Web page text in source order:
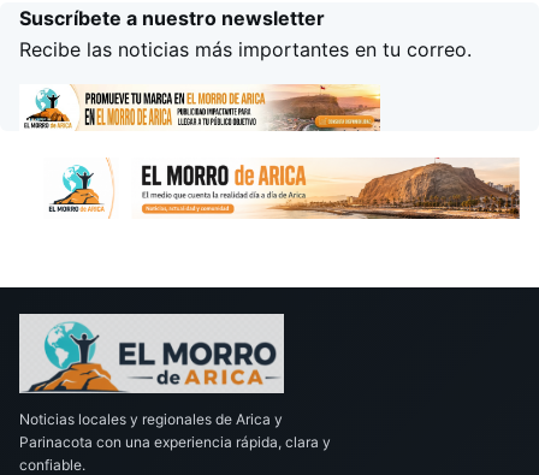
Suscríbete a nuestro newsletter
Recibe las noticias más importantes en tu correo.
Noticias locales y regionales de Arica y
Parinacota con una experiencia rápida, clara y
confiable.